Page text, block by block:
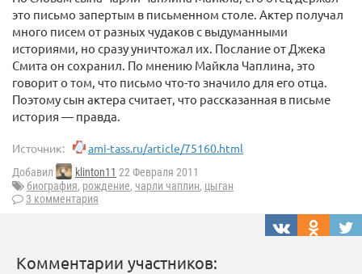
это письмо запертым в письменном столе. Актер получал
много писем от разных чудаков с выдуманными
историями, но сразу уничтожал их. Послание от Джека
Смита он сохранил. По мнению Майкла Чаплина, это
говорит о том, что письмо что-то значило для его отца.
Поэтому сын актера считает, что рассказанная в письме
история — правда.
Источник: ami-tass.ru/article/75160.html
Добавил klinton11 22 Февраля 2011
биография, рождение, чарли чаплин, цыган
3 комментария
Комментарии участников: